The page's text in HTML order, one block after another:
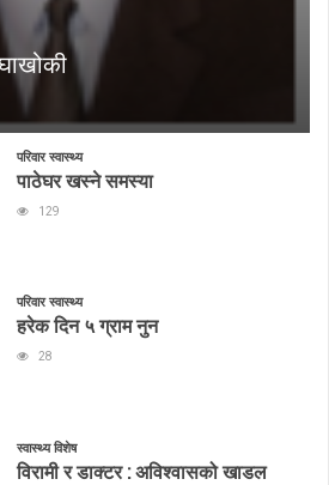
परिवार स्वास्थ्य
पाठेघर खस्ने समस्या
129
परिवार स्वास्थ्य
हरेक दिन ५ ग्राम नुन
28
स्वास्थ्य विशेष
विरामी र डाक्टर : अविश्वासको खाडल